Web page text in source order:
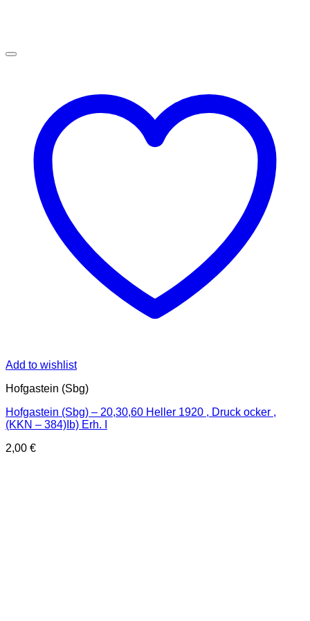
Add to wishlist
Hofgastein (Sbg)
Hofgastein (Sbg) – 20,30,60 Heller 1920 , Druck ocker ,
(KKN – 384)Ib) Erh. I
2,00 €